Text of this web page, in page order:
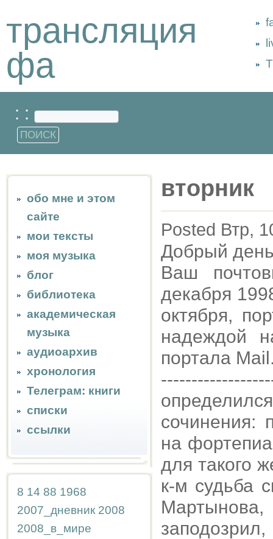
трансляция
фа
: :
обо мне и этом
сайте
мои тексты
моя музыка
блог
библиотека
академическая
музыка
аудиоархив
хронология
Телеграм: книги
списки
ссылки
8 14 88 1968
2007_дневник 2008
2008_в_мире
вторник
Posted Втр,
Добрый
Ваш
декабря
октября,
надеждой
портала
сочинения:
на
для такого
к-м судьба